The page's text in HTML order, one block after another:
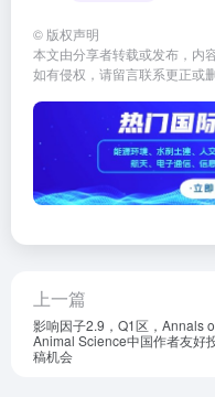
© 版权声明
本文由分享者转载或发布，内
如有侵权，请留言联系更正或删
上一篇
影响因子2.9，Q1区，Annals
Animal Science中国作者友好
稿机会